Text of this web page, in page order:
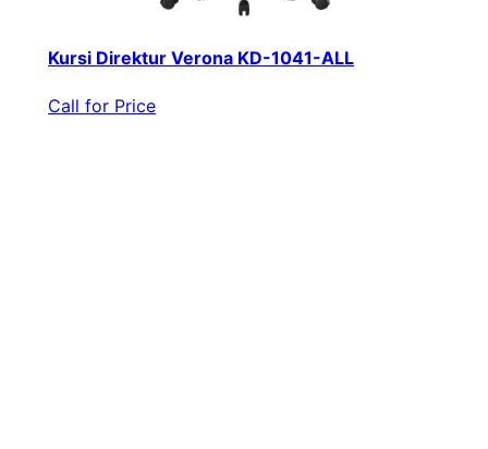
Kursi Direktur Verona KD-1041-ALL
Call for Price